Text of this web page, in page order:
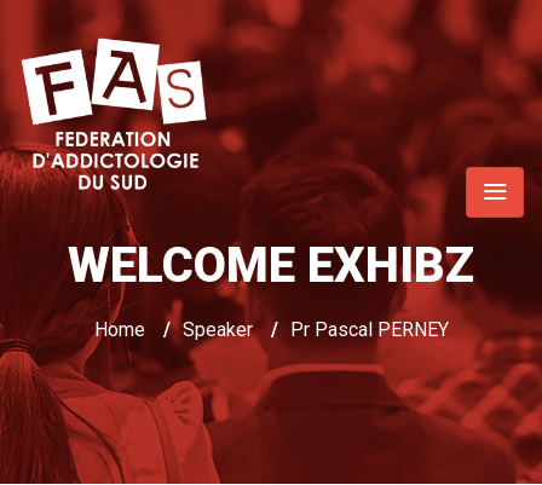
WELCOME EXHIBZ
Home / Speaker / Pr Pascal PERNEY